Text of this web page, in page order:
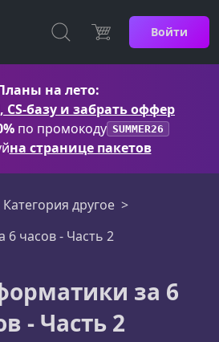
Войти
на лето:
базу и забрать оффер
по промокоду SUMMER26
на странице пакетов
Категория другое
6 часов - Часть 2
за 6
- Часть 2